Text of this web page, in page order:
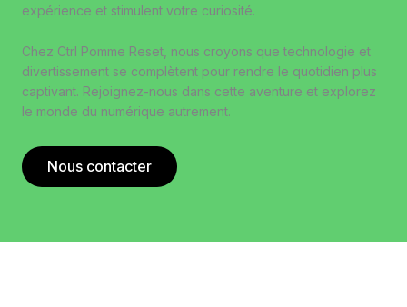
expérience et stimulent votre curiosité.
Chez Ctrl Pomme Reset, nous croyons que technologie et
divertissement se complètent pour rendre le quotidien plus
captivant. Rejoignez-nous dans cette aventure et explorez
le monde du numérique autrement.
Nous contacter